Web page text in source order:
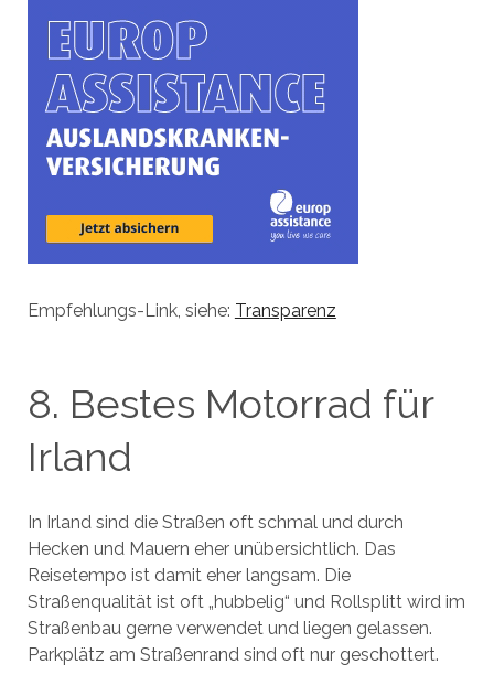
Empfehlungs-Link, siehe: Transparenz
8. Bestes Motorrad für
Irland
In Irland sind die Straßen oft schmal und durch
Hecken und Mauern eher unübersichtlich. Das
Reisetempo ist damit eher langsam. Die
Straßenqualität ist oft „hubbelig“ und Rollsplitt wird im
Straßenbau gerne verwendet und liegen gelassen.
Parkplätz am Straßenrand sind oft nur geschottert.